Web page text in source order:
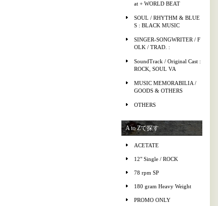
at + WORLD BEAT
SOUL / RHYTHM & BLUE
S : BLACK MUSIC
SINGER-SONGWRITER / F
OLK / TRAD. :
SoundTrack / Original Cast :
ROCK, SOUL VA
MUSIC MEMORABILIA /
GOODS & OTHERS
OTHERS
A to Zで探す
ACETATE
12" Single / ROCK
78 rpm SP
180 gram Heavy Weight
PROMO ONLY